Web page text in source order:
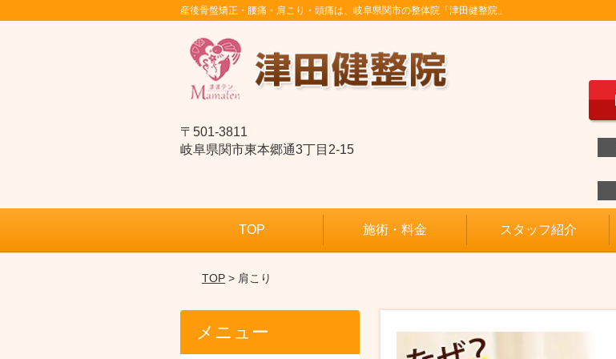
産後骨盤矯正・腰痛・肩こり・頭痛は、岐阜県関市の整体院「津田健整院」
〒501-3811
岐阜県関市東本郷通3丁目2-15
TOP 施術・料金 スタッフ紹介
TOP> 肩こり
メニュー